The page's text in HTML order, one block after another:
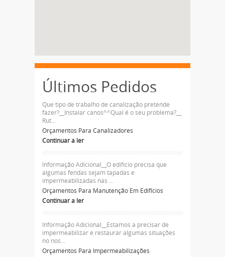
Últimos Pedidos
Que tipo de trabalho de canalização pretende
fazer?__Instalar canos^^Qual é o seu problema?__
Rut...
Orçamentos Para Canalizadores
Continuar a ler
Informação Adicional__O edificio precisa que
algumas fendas sejam tapadas e
impermeabilizadas nas ...
Orçamentos Para Manutenção Em Edifícios
Continuar a ler
Informação Adicional__Estamos a precisar de
impermeabilizar e restaurar algumas situações
no nos...
Orçamentos Para Impermeabilizações